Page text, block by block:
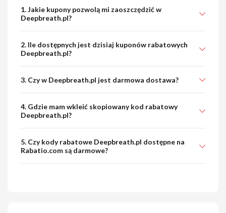
1. Jakie kupony pozwolą mi zaoszczędzić w
Deepbreath.pl?
2. Ile dostępnych jest dzisiaj kuponów rabatowych
Deepbreath.pl?
3. Czy w Deepbreath.pl jest darmowa dostawa?
4. Gdzie mam wkleić skopiowany kod rabatowy
Deepbreath.pl?
5. Czy kody rabatowe Deepbreath.pl dostępne na
Rabatio.com są darmowe?